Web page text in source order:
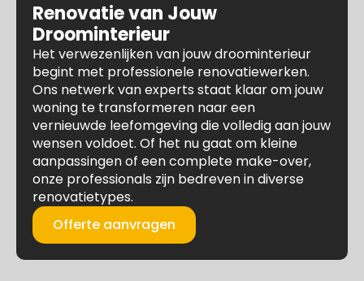
Renovatie van Jouw
Droominterieur
Het verwezenlijken van jouw droominterieur
begint met professionele renovatiewerken.
Ons netwerk van experts staat klaar om jouw
woning te transformeren naar een
vernieuwde leefomgeving die volledig aan jouw
wensen voldoet. Of het nu gaat om kleine
aanpassingen of een complete make-over,
onze professionals zijn bedreven in diverse
renovatietypes.
Offerte aanvragen